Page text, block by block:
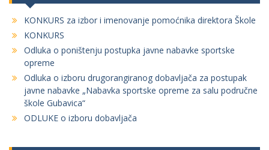
KONKURS za izbor i imenovanje pomoćnika direktora Škole
KONKURS
Odluka o poništenju postupka javne nabavke sportske
opreme
Odluka o izboru drugorangiranog dobavljača za postupak
javne nabavke „Nabavka sportske opreme za salu područne
škole Gubavica“
ODLUKE o izboru dobavljača